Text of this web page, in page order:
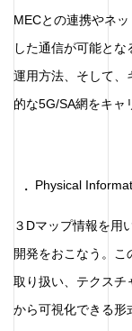
MECとの連携やネ
した通信が可能とな
運用方法、そして、
的な5G/SA網をキャ
Physical
３Dマップ情報を用
開発をおこなう。こ
取り扱い、テクスチ
から可視化できる形